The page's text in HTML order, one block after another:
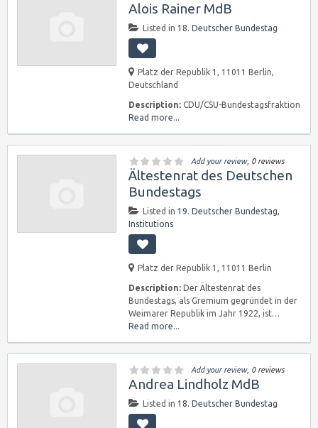
Alois Rainer MdB
Listed in 18. Deutscher Bundestag
Platz der Republik 1, 11011 Berlin,
Deutschland
Description: CDU/CSU-Bundestagsfraktion
Read more...
Add your review, 0 reviews
Ältestenrat des Deutschen
Bundestags
Listed in 19. Deutscher Bundestag,
Institutions
Platz der Republik 1, 11011 Berlin
Description: Der Ältestenrat des
Bundestags, als Gremium gegründet in der
Weimarer Republik im Jahr 1922, ist…
Read more...
Add your review, 0 reviews
Andrea Lindholz MdB
Listed in 18. Deutscher Bundestag